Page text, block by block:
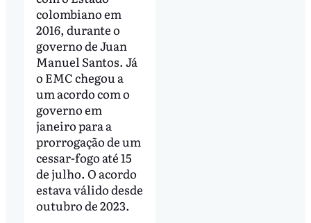
colombiano em
2016, durante o
governo de Juan
Manuel Santos. Já
o EMC chegou a
um acordo com o
governo em
janeiro para a
prorrogação de um
cessar-fogo até 15
de julho. O acordo
estava válido desde
outubro de 2023.